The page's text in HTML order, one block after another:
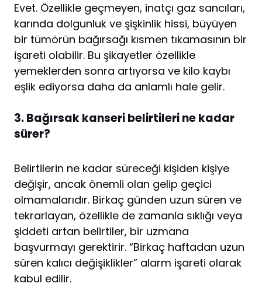
Evet. Özellikle geçmeyen, inatçı gaz sancıları,
karında dolgunluk ve şişkinlik hissi, büyüyen
bir tümörün bağırsağı kısmen tıkamasının bir
işareti olabilir. Bu şikayetler özellikle
yemeklerden sonra artıyorsa ve kilo kaybı
eşlik ediyorsa daha da anlamlı hale gelir.
3. Bağırsak kanseri belirtileri ne kadar
sürer?
Belirtilerin ne kadar süreceği kişiden kişiye
değişir, ancak önemli olan gelip geçici
olmamalarıdır. Birkaç günden uzun süren ve
tekrarlayan, özellikle de zamanla sıklığı veya
şiddeti artan belirtiler, bir uzmana
başvurmayı gerektirir. “Birkaç haftadan uzun
süren kalıcı değişiklikler” alarm işareti olarak
kabul edilir.